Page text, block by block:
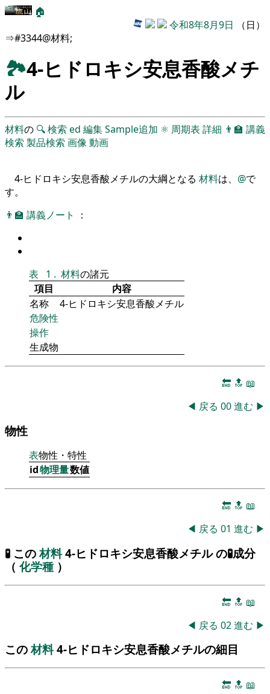
🏠
令和8年8月9日 （日）
⇒#3344@材料;
🏞4-ヒドロキシ安息香酸メチ
ル
材料の 🔍検索 ed 編集Sample追加 ⚛ 周期表 詳細 👨‍🏫 講義
検索 製品検索 画像動画
4-ヒドロキシ安息香酸メチルの大綱となる 材料は、 @で
す。
👨‍🏫 講義ノート ：
表 1 . 材料の諸元
項目
内容
名称
4-ヒドロキシ安息香酸メチル
危険性
操作
生成物
🔚 🔝 📖
◀ 戻る 00進む ▶
物性
表物性・特性
id物理量数値
🔚 🔝 📖
◀ 戻る 01 進む ▶
🧪 この材料4-ヒドロキシ安息香酸メチル の🧪成分
（ 化学種 ）
🔚 🔝 📖
◀ 戻る 02進む ▶
この材料4-ヒドロキシ安息香酸メチルの細目
🔚 🔝 📖